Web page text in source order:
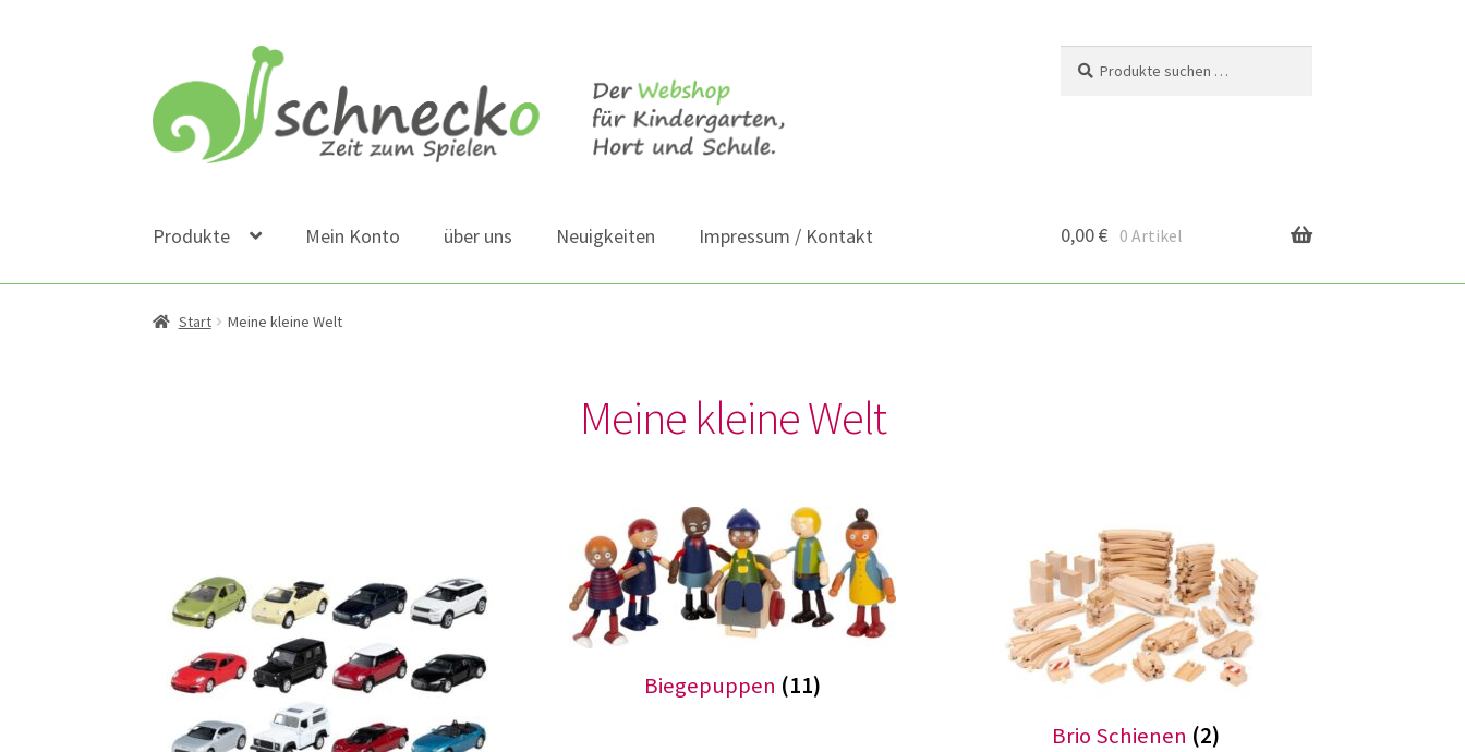
Navigation
springen
Inhalt
springen
nach:
Produkte Mein Konto über uns Neuigkeiten Impressum / Kontakt 0,00€ 0 Artikel
Start Meine kleine Welt
Meine kleine Welt
Biegepuppen (11)
Brio Schienen (2)